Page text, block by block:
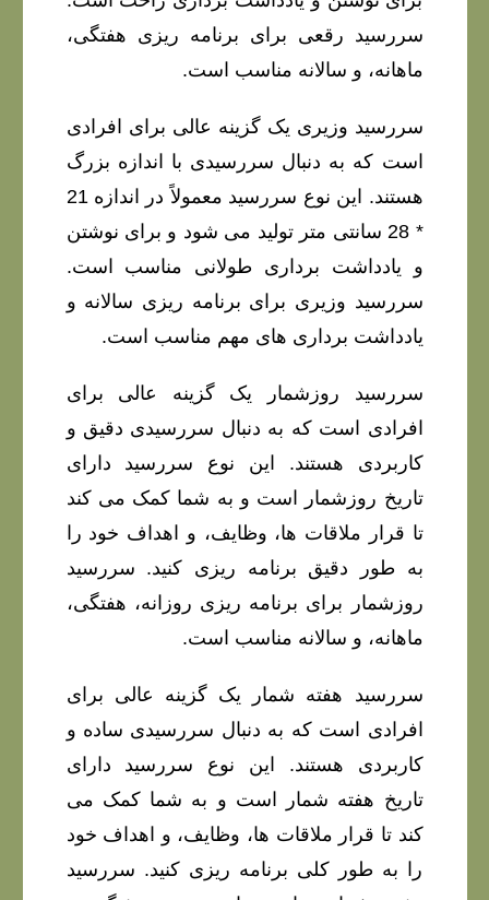
سررسید رقعی برای برنامه ریزی هفتگی،
ماهانه، و سالانه مناسب است.
سررسید وزیری یک گزینه عالی برای افرادی
است که به دنبال سررسیدی با اندازه بزرگ
هستند. این نوع سررسید معمولاً در اندازه 21
* 28 سانتی متر تولید می شود و برای نوشتن
و یادداشت برداری طولانی مناسب است.
سررسید وزیری برای برنامه ریزی سالانه و
یادداشت برداری های مهم مناسب است.
سررسید روزشمار یک گزینه عالی برای
افرادی است که به دنبال سررسیدی دقیق و
کاربردی هستند. این نوع سررسید دارای
تاریخ روزشمار است و به شما کمک می کند
تا قرار ملاقات ها، وظایف، و اهداف خود را
به طور دقیق برنامه ریزی کنید. سررسید
روزشمار برای برنامه ریزی روزانه، هفتگی،
ماهانه، و سالانه مناسب است.
سررسید هفته شمار یک گزینه عالی برای
افرادی است که به دنبال سررسیدی ساده و
کاربردی هستند. این نوع سررسید دارای
تاریخ هفته شمار است و به شما کمک می
کند تا قرار ملاقات ها، وظایف، و اهداف خود
را به طور کلی برنامه ریزی کنید. سررسید